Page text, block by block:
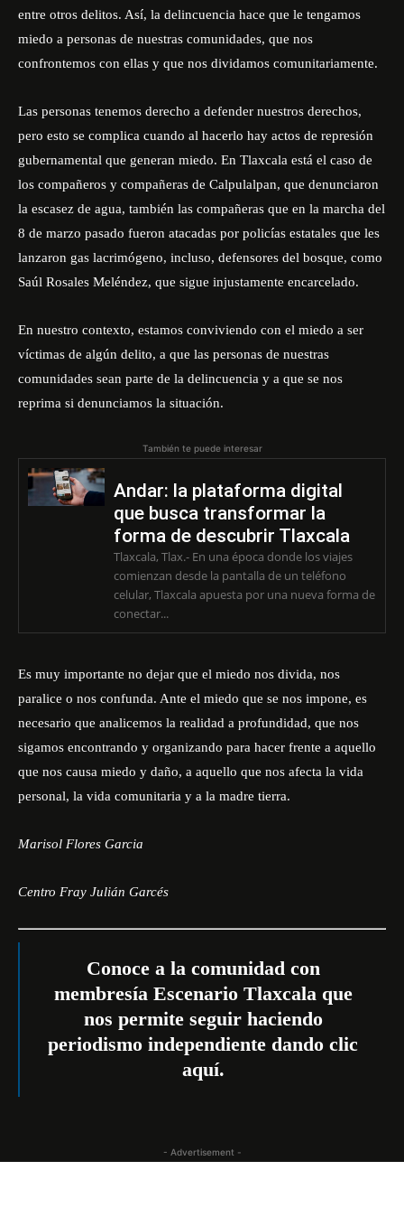
entre otros delitos. Así, la delincuencia hace que le tengamos
miedo a personas de nuestras comunidades, que nos
confrontemos con ellas y que nos dividamos comunitariamente.
Las personas tenemos derecho a defender nuestros derechos,
pero esto se complica cuando al hacerlo hay actos de represión
gubernamental que generan miedo. En Tlaxcala está el caso de
los compañeros y compañeras de Calpulalpan, que denunciaron
la escasez de agua, también las compañeras que en la marcha del
8 de marzo pasado fueron atacadas por policías estatales que les
lanzaron gas lacrimógeno, incluso, defensores del bosque, como
Saúl Rosales Meléndez, que sigue injustamente encarcelado.
En nuestro contexto, estamos conviviendo con el miedo a ser
víctimas de algún delito, a que las personas de nuestras
comunidades sean parte de la delincuencia y a que se nos
reprima si denunciamos la situación.
También te puede interesar
Andar: la plataforma digital
que busca transformar la
forma de descubrir Tlaxcala
Tlaxcala, Tlax.- En una época donde los viajes
comienzan desde la pantalla de un teléfono
celular, Tlaxcala apuesta por una nueva forma de
conectar...
Es muy importante no dejar que el miedo nos divida, nos
paralice o nos confunda. Ante el miedo que se nos impone, es
necesario que analicemos la realidad a profundidad, que nos
sigamos encontrando y organizando para hacer frente a aquello
que nos causa miedo y daño, a aquello que nos afecta la vida
personal, la vida comunitaria y a la madre tierra.
Marisol Flores Garcia
Centro Fray Julián Garcés
Conoce a la comunidad con
membresía Escenario Tlaxcala que
nos permite seguir haciendo
periodismo independiente dando clic
aquí.
- Advertisement -